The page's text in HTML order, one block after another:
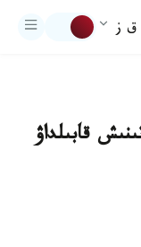
ق ز
قابىلداۋ